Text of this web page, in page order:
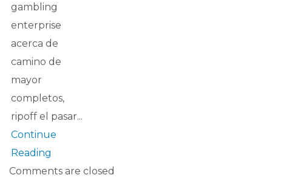
gambling
enterprise
acerca de
camino de
mayor
completos,
ripoff el pasar...
Continue
Reading
Comments are closed